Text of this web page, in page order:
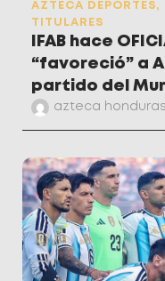
AZTECA DEPORTES,
TITULARES
IFAB hace
“favoreció” a
partido del
azteca honduras